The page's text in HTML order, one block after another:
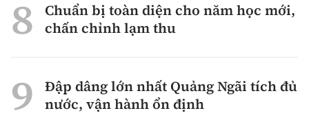
Chuẩn bị toàn diện cho năm học mới,
chấn chỉnh lạm thu
Đập dâng lớn nhất Quảng Ngãi tích đủ
nước, vận hành ổn định